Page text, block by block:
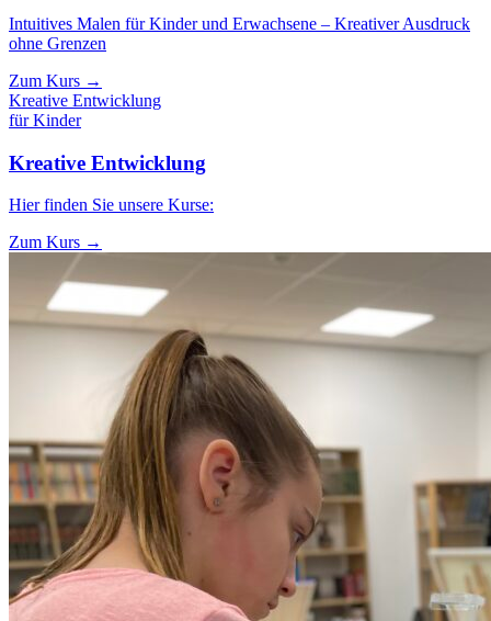
Intuitives Malen für Kinder und Erwachsene – Kreativer Ausdruck
ohne Grenzen
Zum Kurs →
Kreative Entwicklung
für Kinder
Kreative Entwicklung
Hier finden Sie unsere Kurse:
Zum Kurs →